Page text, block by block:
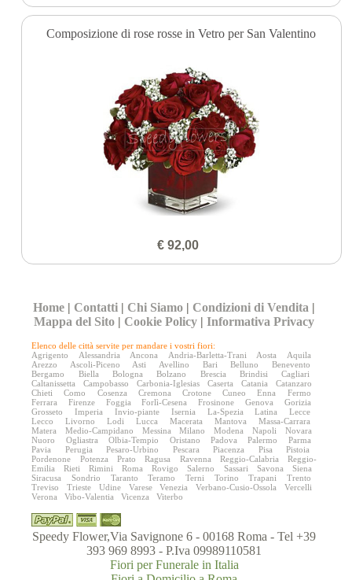
Composizione di rose rosse in Vetro per San Valentino
€ 92,00
Home | Contatti | Chi Siamo | Condizioni di Vendita |
Mappa del Sito | Cookie Policy |Informativa Privacy
Elenco delle città servite per mandare i vostri fiori:
Agrigento
Alessandria Ancona Andria-Barletta-Trani Aosta
Aquila
Arezzo
Ascoli-Piceno Asti Avellino Bari Belluno
Benevento
Bergamo
Biella Bologna Bolzano Brescia Brindisi
Cagliari
Caltanissetta
Campobasso Carbonia-Iglesias Caserta Catania
Catanzaro
Chieti
Como Cosenza Cremona Crotone Cuneo Enna
Fermo
Ferrara
Firenze Foggia Forlì-Cesena Frosinone Genova
Gorizia
Grosseto
Imperia Invio-piante Isernia La-Spezia Latina
Lecce
Lecco
Livorno Lodi Lucca Macerata Mantova
Massa-Carrara
Matera
Medio-Campidano Messina Milano Modena Napoli
Novara
Nuoro
Ogliastra Olbia-Tempio Oristano Padova Palermo
Parma
Pavia
Perugia Pesaro-Urbino Pescara Piacenza Pisa
Pistoia
Pordenone
Potenza Prato Ragusa Ravenna Reggio-Calabria
Reggio-
Emilia
Rieti Rimini Roma Rovigo Salerno Sassari Savona
Siena
Siracusa
Sondrio Taranto Teramo Terni Torino Trapani
Trento
Treviso
Trieste Udine Varese Venezia Verbano-Cusio-Ossola
Vercelli
Verona
Vibo-Valentia Vicenza Viterbo
Speedy Flower,Via Savignone 6 - 00168 Roma - Tel +39
393 969 8993 - P.Iva 09989110581
Fiori per Funerale in Italia